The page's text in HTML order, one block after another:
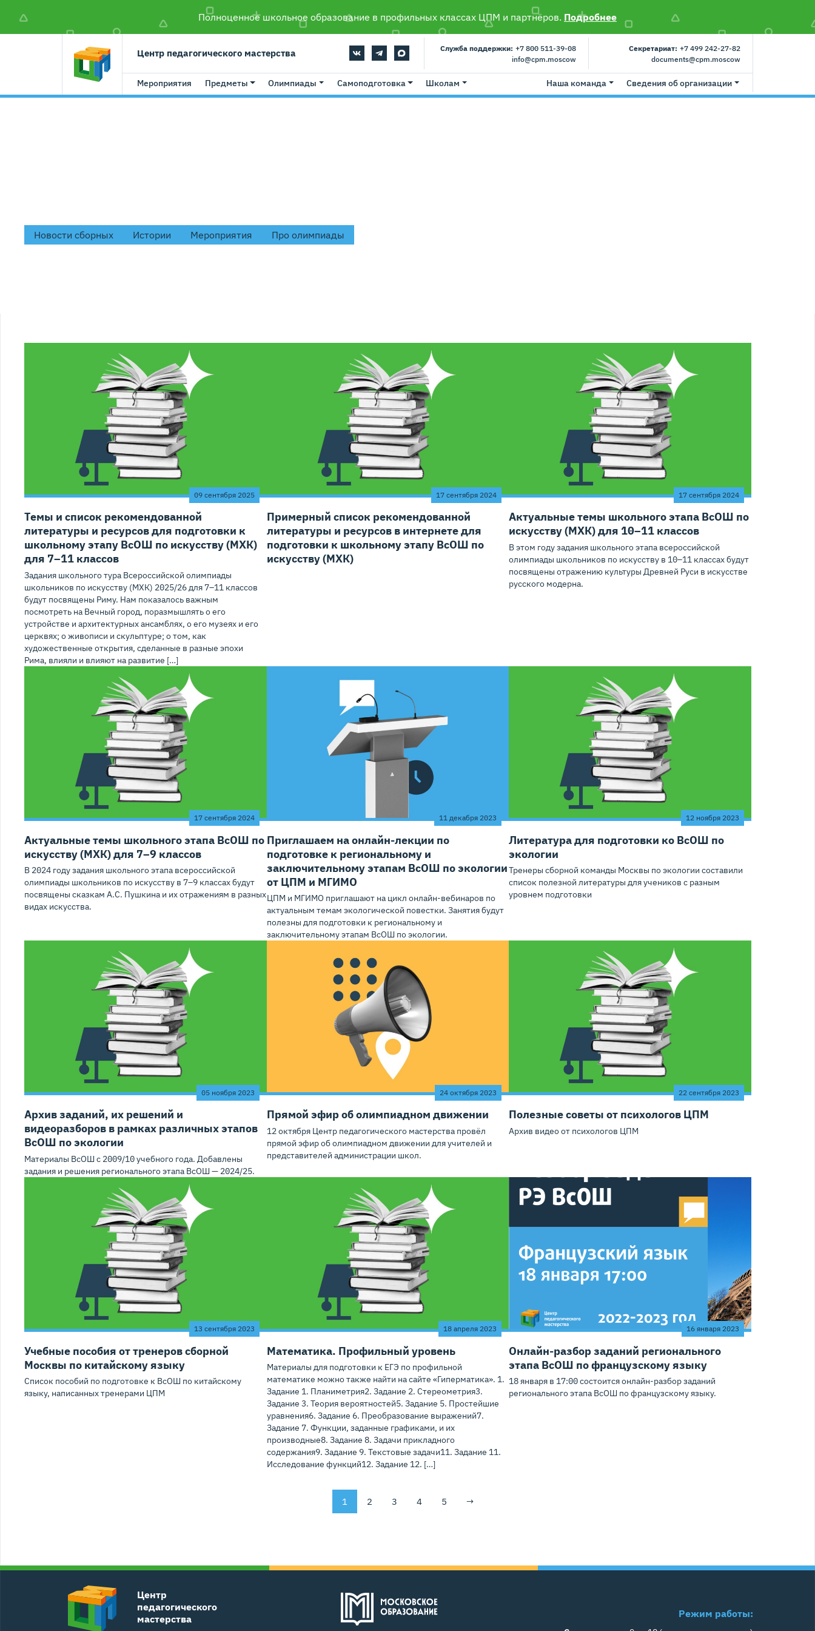
Полноценное школьное образование в профильных классах ЦПМ и партнёров. Подробнее
Центр педагогического мастерства Служба поддержки: +7 800 511-39-08
info@cpm.moscow
Секретариат: +7 499 242-27-82
documents@cpm.moscow
Мероприятия Предметы Олимпиады Самоподготовка Школам Наша команда Сведения об организации
Новости сборных Истории Мероприятия Про олимпиады
09 сентября 2025
Темы и список рекомендованной
литературы и ресурсов для подготовки к
школьному этапу ВсОШ по искусству (МХК)
для 7–11 классов
Задания школьного тура Всероссийской олимпиады
школьников по искусству (МХК) 2025/26 для 7–11 классов
будут посвящены Риму. Нам показалось важным
посмотреть на Вечный город, поразмышлять о его
устройстве и архитектурных ансамблях, о его музеях и его
церквях; о живописи и скульптуре; о том, как
художественные открытия, сделанные в разные эпохи
Рима, влияли и влияют на развитие […]
17 сентября 2024
Примерный список рекомендованной
литературы и ресурсов в интернете для
подготовки к школьному этапу ВсОШ по
искусству (МХК)
17 сентября 2024
Актуальные темы школьного этапа ВсОШ по
искусству (МХК) для 10–11 классов
В этом году задания школьного этапа всероссийской
олимпиады школьников по искусству в 10–11 классах будут
посвящены отражению культуры Древней Руси в искусстве
русского модерна.
17 сентября 2024
Актуальные темы школьного этапа ВсОШ по
искусству (МХК) для 7–9 классов
В 2024 году задания школьного этапа всероссийской
олимпиады школьников по искусству в 7–9 классах будут
посвящены сказкам А.С. Пушкина и их отражениям в разных
видах искусства.
11 декабря 2023
Приглашаем на онлайн-лекции по
подготовке к региональному и
заключительному этапам ВсОШ по экологии
от ЦПМ и МГИМО
ЦПМ и МГИМО приглашают на цикл онлайн-вебинаров по
актуальным темам экологической повестки. Занятия будут
полезны для подготовки к региональному и
заключительному этапам ВсОШ по экологии.
12 ноября 2023
Литература для подготовки ко ВсОШ по
экологии
Тренеры сборной команды Москвы по экологии составили
список полезной литературы для учеников с разным
уровнем подготовки
05 ноября 2023
Архив заданий, их решений и
видеоразборов в рамках различных этапов
ВсОШ по экологии
Материалы ВсОШ с 2009/10 учебного года. Добавлены
задания и решения регионального этапа ВсОШ — 2024/25.
24 октября 2023
Прямой эфир об олимпиадном движении
12 октября Центр педагогического мастерства провёл
прямой эфир об олимпиадном движении для учителей и
представителей администрации школ.
22 сентября 2023
Полезные советы от психологов ЦПМ
Архив видео от психологов ЦПМ
13 сентября 2023
Учебные пособия от тренеров сборной
Москвы по китайскому языку
Список пособий по подготовке к ВсОШ по китайскому
языку, написанных тренерами ЦПМ
18 апреля 2023
Математика. Профильный уровень
Материалы для подготовки к ЕГЭ по профильной
математике можно также найти на сайте «Гиперматика». 1.
Задание 1. Планиметрия2. Задание 2. Стереометрия3.
Задание 3. Теория вероятностей5. Задание 5. Простейшие
уравнения6. Задание 6. Преобразование выражений7.
Задание 7. Функции, заданные графиками, и их
производные8. Задание 8. Задачи прикладного
содержания9. Задание 9. Текстовые задачи11. Задание 11.
Исследование функций12. Задание 12. […]
16 января 2023
Онлайн-разбор заданий регионального
этапа ВсОШ по французскому языку
18 января в 17:00 состоится онлайн-разбор заданий
регионального этапа ВсОШ по французскому языку.
1 2 3 4 5 →
Центр
педагогического
мастерства
Режим работы: